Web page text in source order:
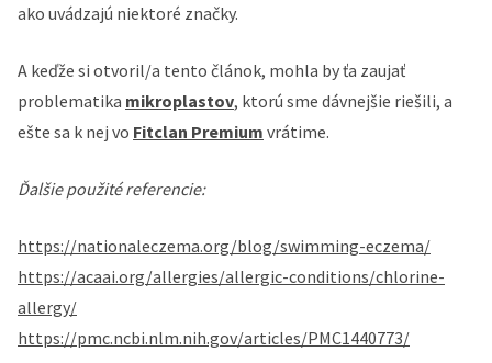
ako uvádzajú niektoré značky.
A keďže si otvoril/a tento článok, mohla by ťa zaujať
problematika mikroplastov, ktorú sme dávnejšie riešili, a
ešte sa k nej vo Fitclan Premium vrátime.
Ďalšie použité referencie:
https://nationaleczema.org/blog/swimming-eczema/
https://acaai.org/allergies/allergic-conditions/chlorine-
allergy/
https://pmc.ncbi.nlm.nih.gov/articles/PMC1440773/